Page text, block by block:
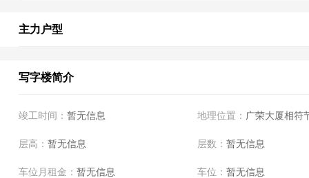
主力户型
写字楼简介
竣工时间： 暂无信息 地理位置： 广荣大厦相符
层高： 暂无信息 层数：暂无信息
车位月租金： 暂无信息 车位：暂无信息